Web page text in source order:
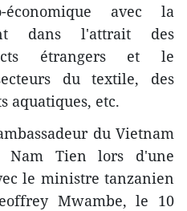
économique avec la
dans l'attrait des
étrangers et le
du textile, des
aquatiques, etc.
du Vietnam
Nam Tien lors d'une
le ministre tanzanien
Mwambe, le 10